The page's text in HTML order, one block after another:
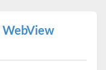
WebView